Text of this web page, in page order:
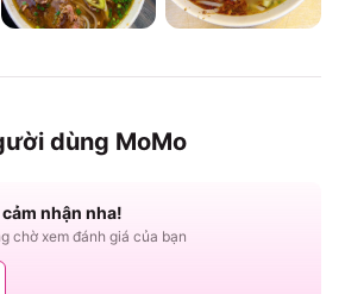
dùng MoMo
nhận nha!
chờ xem đánh giá của bạn